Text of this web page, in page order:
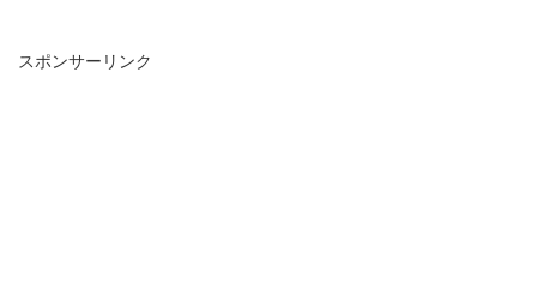
スポンサーリンク